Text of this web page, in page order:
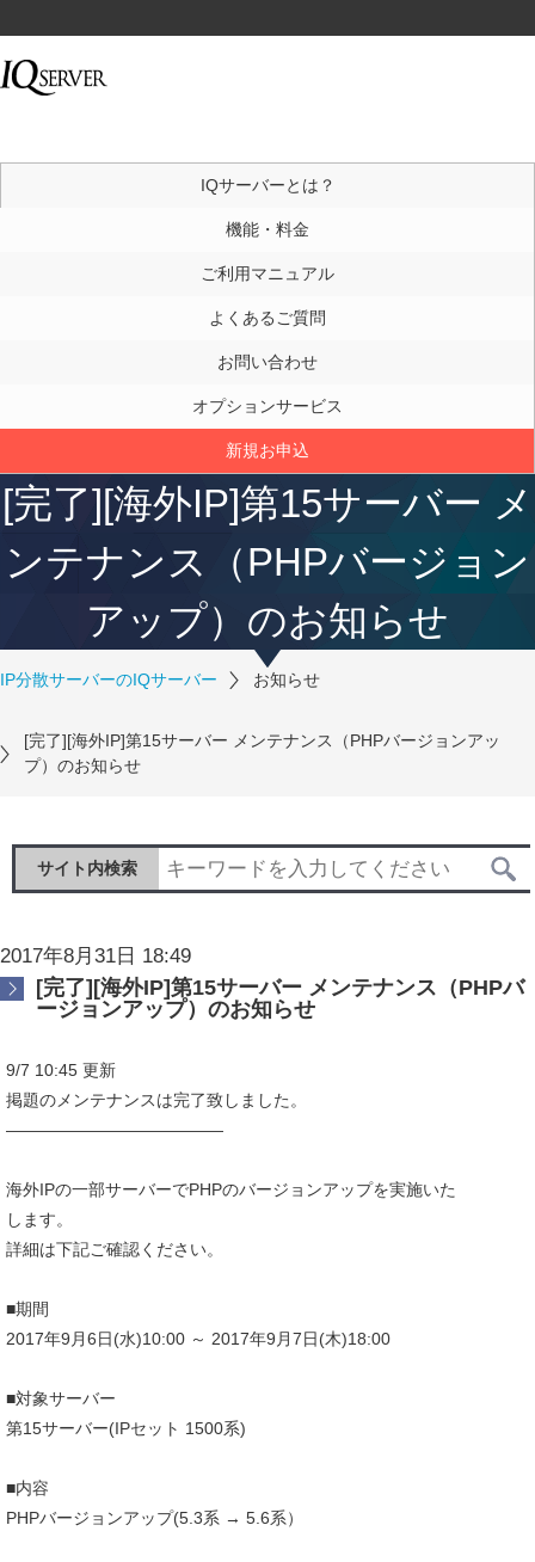
IQサーバーとは？
機能・料金
ご利用マニュアル
よくあるご質問
お問い合わせ
オプションサービス
新規お申込
[完了][海外IP]第15サーバー メ
ンテナンス（PHPバージョン
アップ）のお知らせ
IP分散サーバーのIQサーバー お知らせ
[完了][海外IP]第15サーバー メンテナンス（PHPバージョンアッ
プ）のお知らせ
サイト内検索
2017年8月31日 18:49
[完了][海外IP]第15サーバー メンテナンス（PHPバ
ージョンアップ）のお知らせ
9/7 10:45 更新
掲題のメンテナンスは完了致しました。
—————————————
海外IPの一部サーバーでPHPのバージョンアップを実施いた
します。
詳細は下記ご確認ください。
■期間
2017年9月6日(水)10:00 ～ 2017年9月7日(木)18:00
■対象サーバー
第15サーバー(IPセット 1500系)
■内容
PHPバージョンアップ(5.3系 → 5.6系）